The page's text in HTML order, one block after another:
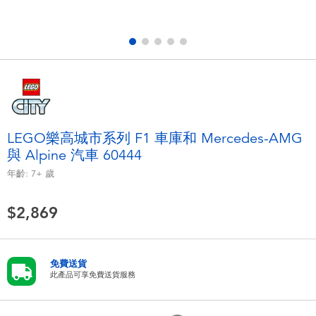
毛毛公仔玩具
夏日
LEGO樂高城市系列 F1 車庫和 Mercedes-AMG
與 Alpine 汽車 60444
年齡: 7+ 歲
$2,869
免費送貨
此產品可享免費送貨服務